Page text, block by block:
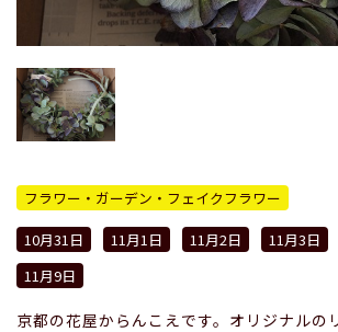
フラワー・ガーデン・フェイクフラワー
10月31日
11月1日 11月2日 11月3日
11月9日
京都の花屋からんこえです。オリジナルの